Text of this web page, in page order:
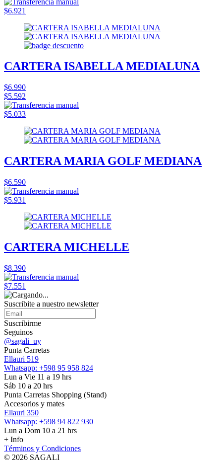
$6.921
CARTERA ISABELLA MEDIALUNA
$6.990
$5.592
$5.033
CARTERA MARIA GOLF MEDIANA
$6.590
$5.931
CARTERA MICHELLE
$8.390
$7.551
Suscribite a nuestro newsletter
Suscribirme
Seguinos
@sagali_uy
Punta Carretas
Ellauri 519
Whatsapp: +598 95 958 824
Lun a Vie 11 a 19 hrs
Sáb 10 a 20 hrs
Punta Carretas Shopping (Stand)
Accesorios y mates
Ellauri 350
Whatsapp: +598 94 822 930
Lun a Dom 10 a 21 hrs
+ Info
Términos y Condiciones
© 2026 SAGALI